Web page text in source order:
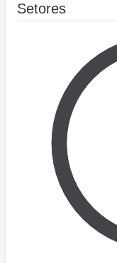
Setores